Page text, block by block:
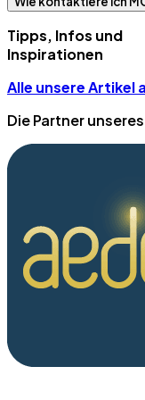
Tipps, Infos und
Inspirationen
Alle unsere Artikel
Die Partner